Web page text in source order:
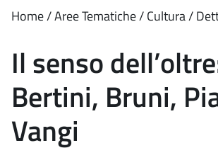
Contenuto
principale
Home Aree Tematiche Cultura
Il senso
Bertini, Bruni,
Vangi